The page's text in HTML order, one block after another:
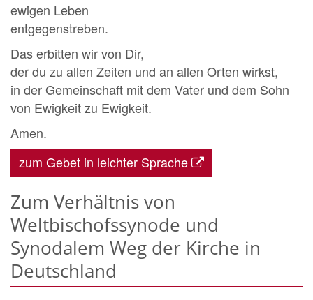
ewigen Leben
entgegenstreben.
Das erbitten wir von Dir,
der du zu allen Zeiten und an allen Orten wirkst,
in der Gemeinschaft mit dem Vater und dem Sohn
von Ewigkeit zu Ewigkeit.
Amen.
zum Gebet in leichter Sprache
Zum Verhältnis von
Weltbischofssynode und
Synodalem Weg der Kirche in
Deutschland